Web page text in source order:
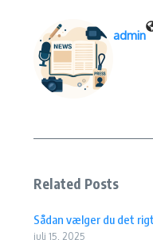
admin
Related Posts
Sådan vælger du det
juli 15, 2025